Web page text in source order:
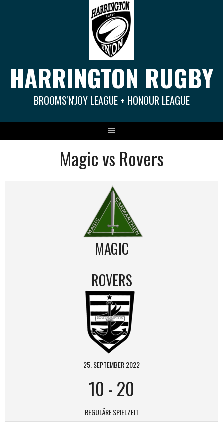
HARRINGTON RUGBY
BROOMS'N'JOY LEAGUE + HONOUR LEAGUE
Magic vs Rovers
MAGIC
ROVERS
25. SEPTEMBER 2022
10 -20
REGULÄRE SPIELZEIT